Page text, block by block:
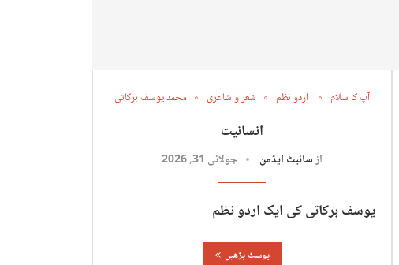
آپ کا سلام اردو نظم شعر و شاعری محمد یوسف برکاتی
انسانیت
ازسائیٹ ایڈمن جولائی 31, 2026
یوسف برکاتی کی ایک اردو نظم
پوسٹ پڑھیں